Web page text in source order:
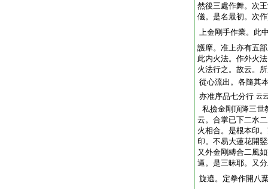
然後三處作舞。次
儀。是名最初。次
上金剛手作業。此
護摩。准上亦有五
此内火法。作外火
火法行之。故云。
從心流出。各隨其
亦准序品七分行 云
私撿金剛頂降三世
云。合掌已下二水
火相合。是根本印
印。不易大蓮花開
又外金剛縛合二風
逼。是三昧耶。又
旋遶。定拳作開八